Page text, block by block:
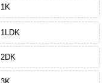
1K
1LDK
2DK